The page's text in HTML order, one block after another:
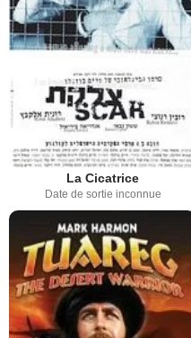
La Cicatrice
Date de sortie inconnue